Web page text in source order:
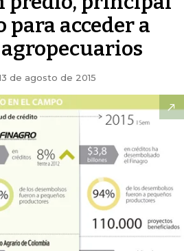
para acceder a
de agosto de 2015